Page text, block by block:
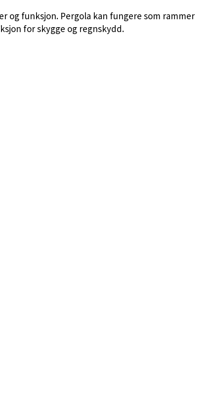
og funksjon. Pergola kan fungere som rammer
for skygge og regnskydd.